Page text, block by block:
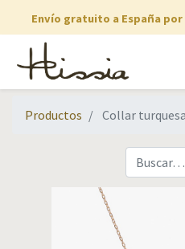
Envío gratuito a España
Productos Collar